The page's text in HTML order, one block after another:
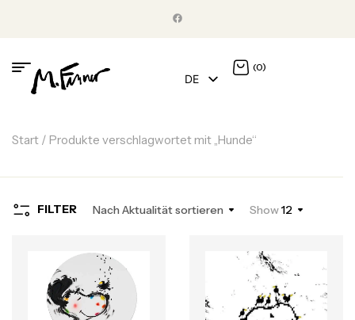
DE
(0)
Start / Produkte verschlagwortet mit „Hunde“
FILTER Nach Aktualität sortieren Show12